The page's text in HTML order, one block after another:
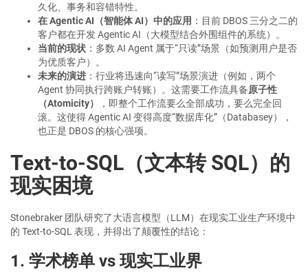
久化、事务和容错特性。
在 Agentic AI（智能体 AI）中的应用 ：目前 DBOS 三分之二的
客户都在开发 Agentic AI（大模型结合外围组件的系统）。
当前的现状 ：多数 AI Agent 属于“只读”场景（如预测用户是否
为优质客户）。
未来的演进 ：行业将迅速向“读写”场景演进（例如，两个
Agent 协同执行跨账户转账）。这需要工作流具备原子性
（Atomicity）
，即整个工作流要么全部成功，要么完全回
滚。这使得 Agentic AI 变得高度“数据库化”（Databasey），
也正是 DBOS 的核心强项。
Text-to-SQL（文本转 SQL）的
现实困境
Stonebraker 团队研究了大语言模型（LLM）在现实工业生产环境中
的 Text-to-SQL 表现，并得出了颠覆性的结论：
1. 学术榜单 vs 现实工业界